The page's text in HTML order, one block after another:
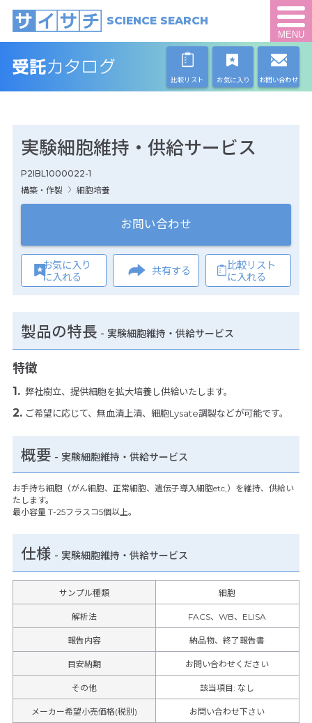
SCIENCE SEARCH
MENU
比較リスト お気に入り お問い合わせ
実験細胞維持・供給サービス
P2IBL1000022-1
構築・作製
細胞培養
お問い合わせ
お気に入り
に入れる
共有する
比較リスト
に入れる
製品の特長 - 実験細胞維持・供給サービス
特徴
弊社樹立、提供細胞を拡大培養し供給いたします。
ご希望に応じて、無血清上清、細胞Lysate調製などが可能です。
概要 - 実験細胞維持・供給サービス
お手持ち細胞（がん細胞、正常細胞、遺伝子導入細胞etc,）を維持、供給い
たします。
最小容量 T-25フラスコ5個以上。
仕様 - 実験細胞維持・供給サービス
サンプル種類 細胞
解析法 FACS、WB、ELISA
報告内容 納品物、終了報告書
目安納期 お問い合わせください
その他 該当項目: なし
メーカー希望小売価格(税別)
お問い合わせ下さい